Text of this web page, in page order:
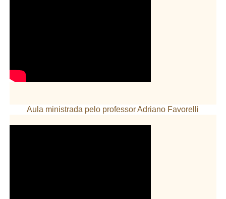
Aula ministrada pelo professor Adriano Favorelli